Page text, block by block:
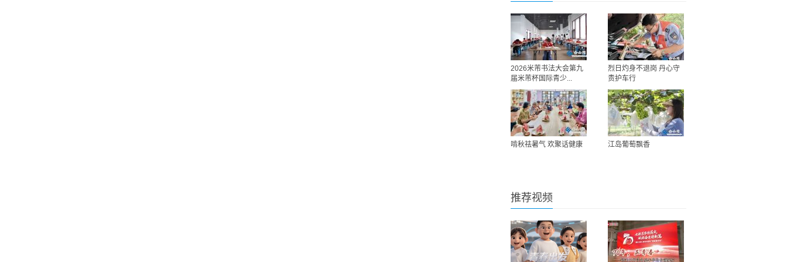
2026米芾书法大会第九
届米芾杯国际青少...
烈日灼身不退岗 丹心守
责护车行
啃秋祛暑气 欢聚话健康 江岛葡萄飘香
推荐视频